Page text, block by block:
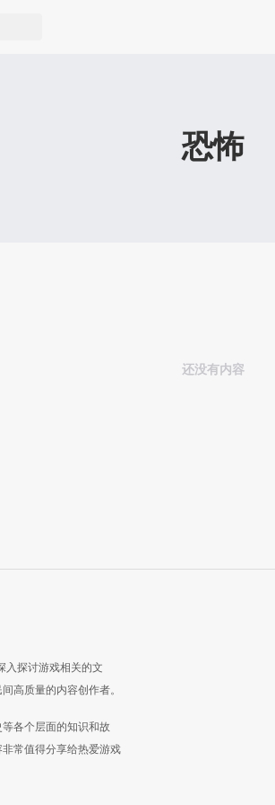
恐怖
还没有内容
入探讨游戏相关的文
高质量的内容创作者。
各个层面的知识和故
常值得分享给热爱游戏